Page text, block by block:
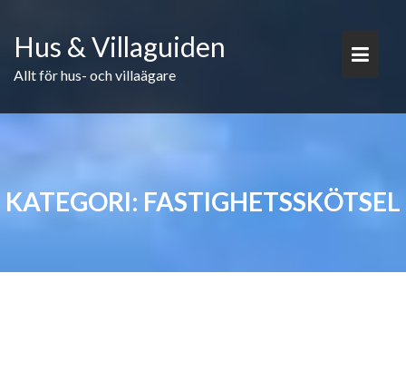
content
Hus & Villaguiden
Allt för hus- och villaägare
KATEGORI: FASTIGHETSSKÖTSEL